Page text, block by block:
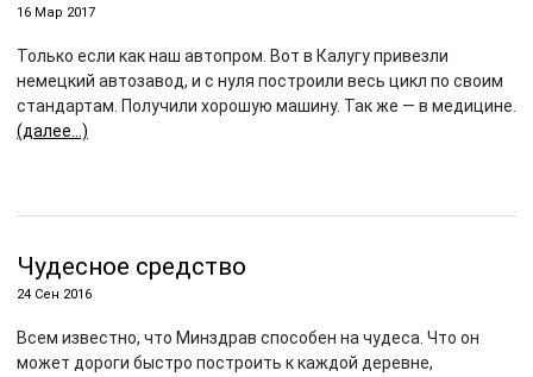
16 Мар 2017
Только если как наш автопром. Вот в Калугу привезли
немецкий автозавод, и с нуля построили весь цикл по своим
стандартам. Получили хорошую машину. Так же — в медицине.
(далее…)
Чудесное средство
24 Сен 2016
Всем известно, что Минздрав способен на чудеса. Что он
может дороги быстро построить к каждой деревне,